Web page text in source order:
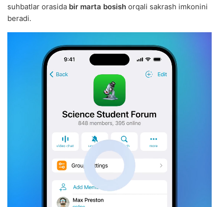
suhbatlar orasida bir marta bosish orqali sakrash imkonini
beradi.